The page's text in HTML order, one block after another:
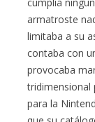
armatroste
limitaba a su
contaba con
provocaba
tridimensional
para la